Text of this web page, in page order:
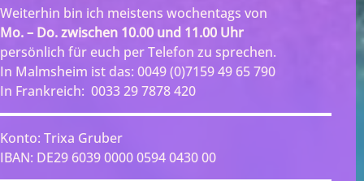
Weiterhin bin ich meistens wochentags von
Mo. – Do. zwischen 10.00 und 11.00 Uhr
persönlich für euch per Telefon zu sprechen.
In Malmsheim ist das: 0049 (0)7159 49 65 790
In Frankreich: 0033 29 7878 420
Konto: Trixa Gruber
IBAN: DE29 6039 0000 0594 0430 00